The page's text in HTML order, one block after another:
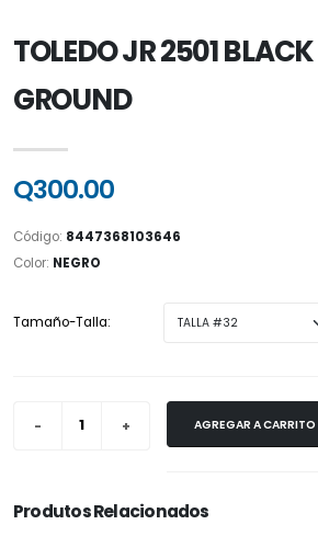
TOLEDO JR 2501
GROUND
Q300.00
Código: 8447368103646
Color: NEGRO
Tamaño-Talla:
AGREGAR A CARRITO
Produtos Relacionados